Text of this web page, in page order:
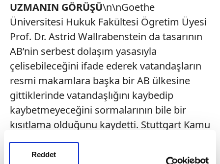
Reddet
UZMANIN GÖRÜŞÜ\n\nGoethe
Üniversitesi Hukuk Fakültesi Ögretim Üyesi
Prof. Dr. Astrid Wallrabenstein da tasarının
AB’nin serbest dolaşım yasasıyla
çelisebileceğini ifade ederek vatandaşların
resmi makamlara başka bir AB ülkesine
gittiklerinde vatandaşlığını kaybedip
kaybetmeyeceğini sormalarının bile bir
kısıtlama olduğunu kaydetti. Stuttgart Kamu
Dairesi görevlisi Andreas Deuschle,
yürürlükteki yasanın kamu dairelerine daha